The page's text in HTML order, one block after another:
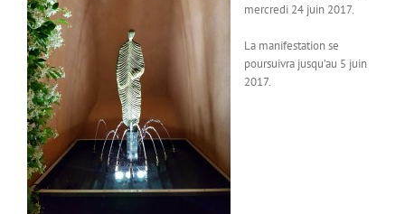
mercredi 24 juin 2017.
La manifestation se
poursuivra jusqu’au 5 juin
2017.